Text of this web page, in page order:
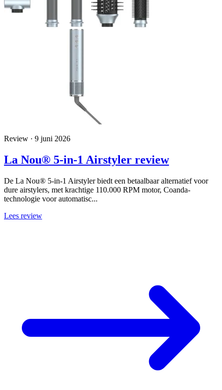
Review · 9 juni 2026
La Nou® 5-in-1 Airstyler review
De La Nou® 5-in-1 Airstyler biedt een betaalbaar alternatief voor
dure airstylers, met krachtige 110.000 RPM motor, Coanda-
technologie voor automatisc...
Lees review